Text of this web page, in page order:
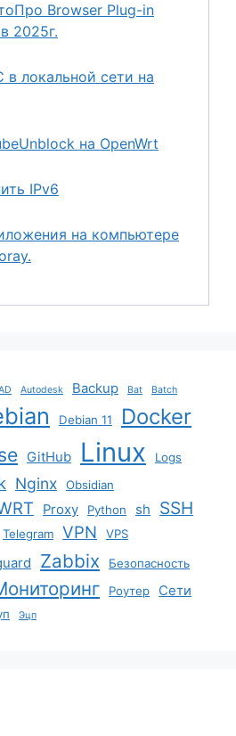
Browser Plug-in
2025г.
в локальной сети на
на OpenWrt
IPv6
на компьютере
Autodesk Backup Bat Batch
Debian 11 Docker
GitHub Linux Logs
Nginx Obsidian
Proxy Python sh SSH
Telegram VPN VPS
Zabbix
Безопасность
Роутер Сети
Эцп